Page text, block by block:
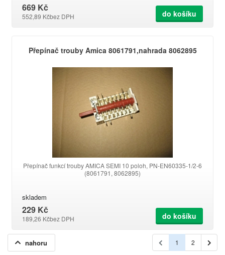
669 Kč
552,89 Kčbez DPH do košíku
Přepínač trouby Amica 8061791,nahrada 8062895
Přepínač funkcí trouby AMICA SEMI 10 poloh, PN-EN60335-1/2-6
(8061791, 8062895)
skladem
229 Kč
189,26 Kčbez DPH do košíku
nahoru 1 2